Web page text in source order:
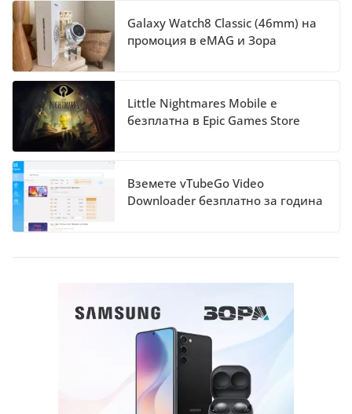
Galaxy Watch8 Classic (46mm) на
промоция в eMAG и Зора
Little Nightmares Mobile е
безплатна в Epic Games Store
Вземете vTubeGo Video
Downloader безплатно за година